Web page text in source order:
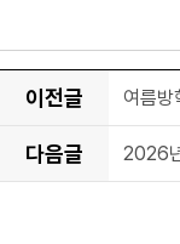
이전글 여름방
다음글 2026